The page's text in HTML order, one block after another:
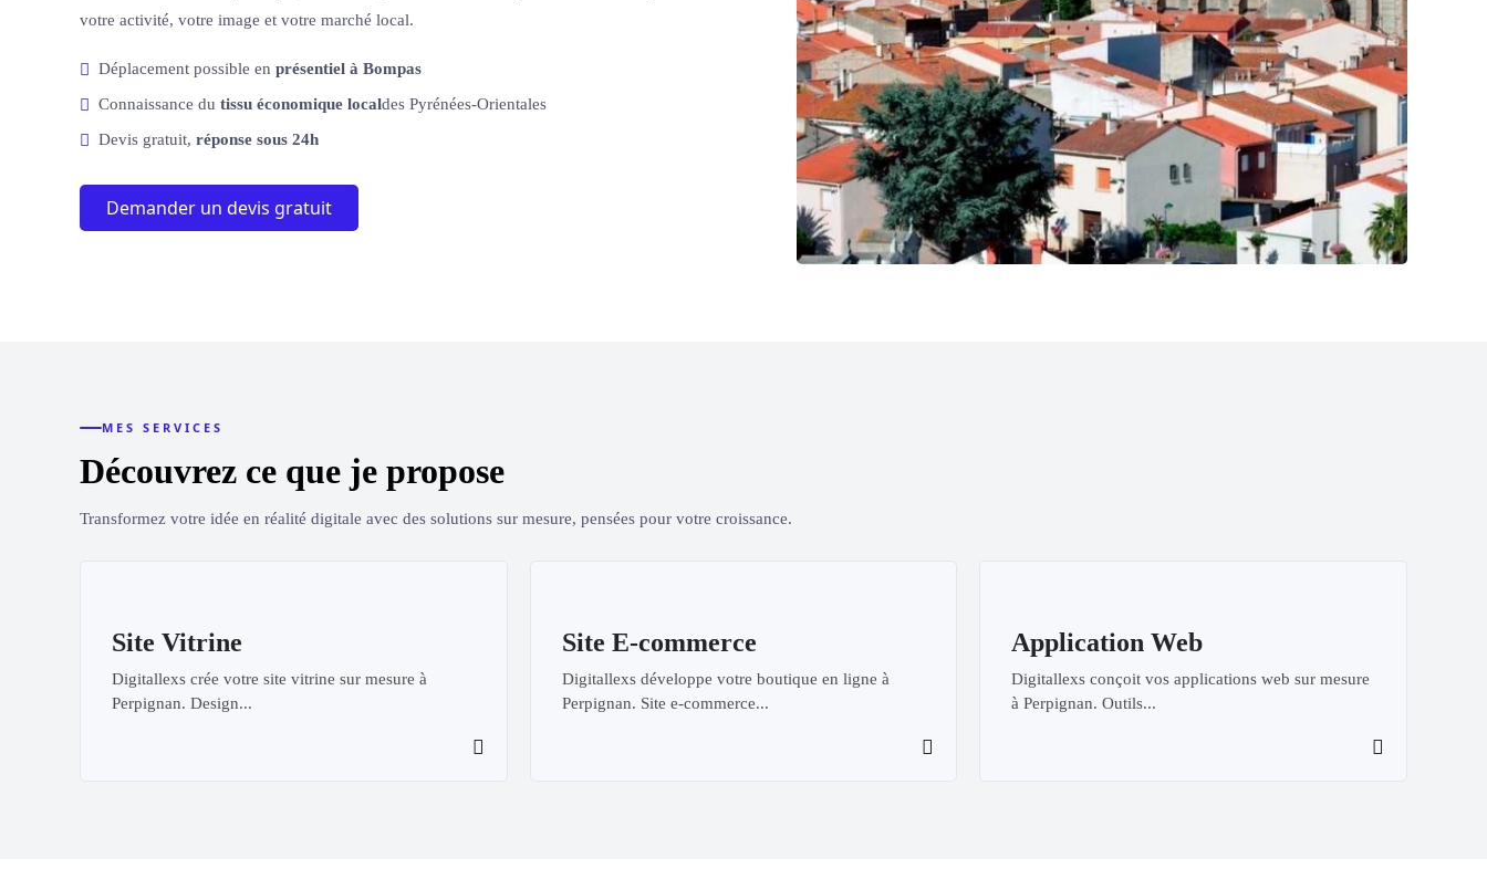
votre activité, votre image et votre marché local.
Déplacement possible en présentiel à Bompas
Connaissance du tissu économique localdes Pyrénées-Orientales
Devis gratuit, réponse sous 24h
Demander un devis gratuit
MES SERVICES
Découvrez ce que je propose
Transformez votre idée en réalité digitale avec des solutions sur mesure, pensées pour votre croissance.
Site Vitrine
Digitallexs crée votre site vitrine sur mesure à
Perpignan. Design...
Site E-commerce
Digitallexs développe votre boutique en ligne à
Perpignan. Site e-commerce...
Application Web
Digitallexs conçoit vos applications web sur mesure
à Perpignan. Outils...